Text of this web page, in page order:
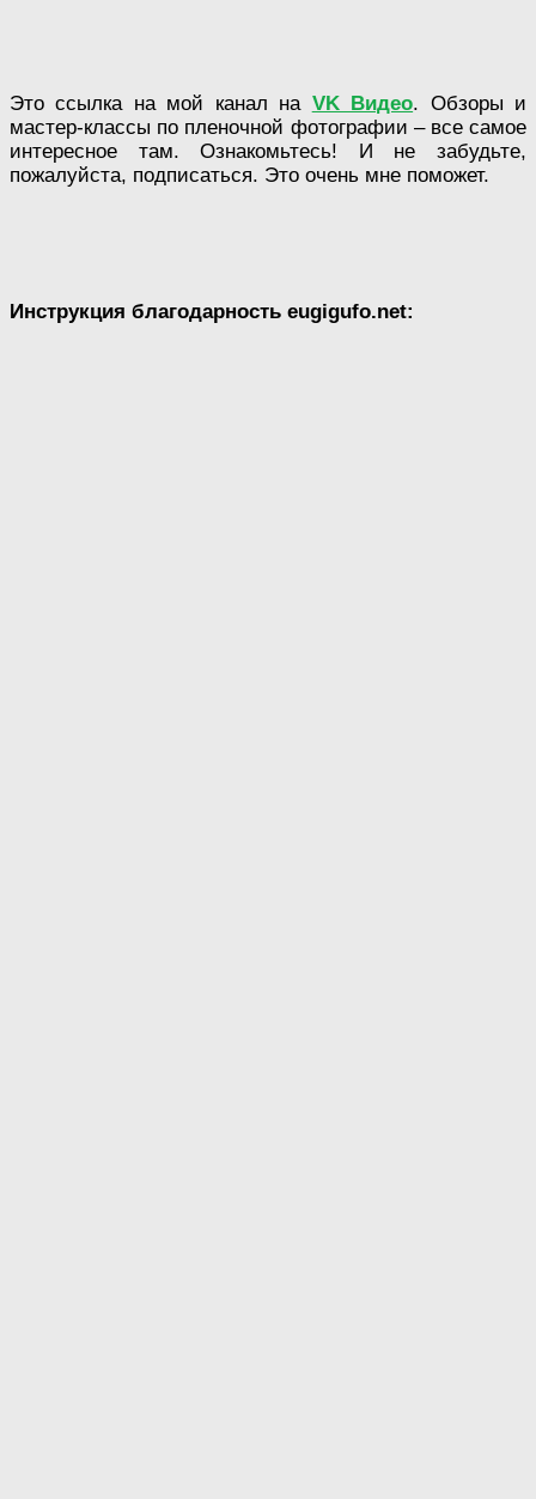
Это ссылка на мой канал на VK Видео. Обзоры и
мастер-классы по пленочной фотографии – все самое
интересное там. Ознакомьтесь! И не забудьте,
пожалуйста, подписаться. Это очень мне поможет.
Инструкция благодарность eugigufo.net: